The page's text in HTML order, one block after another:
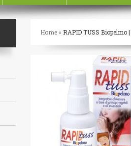
Home » RAPID TUSS Biopelmo